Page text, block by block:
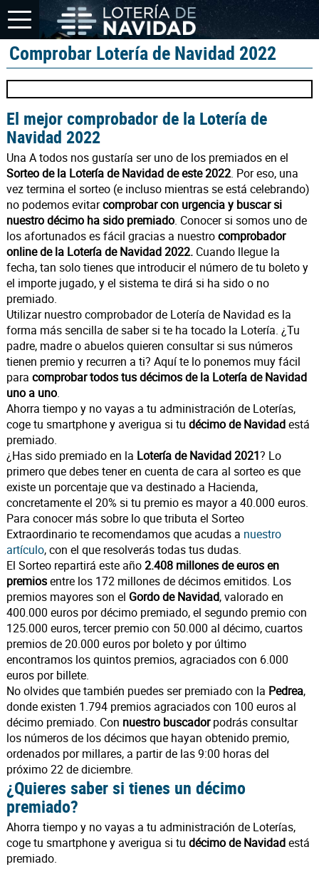
Comprobar Lotería de Navidad 2022
El mejor comprobador de la Lotería de
Navidad 2022
Una A todos nos gustaría ser uno de los premiados en el
Sorteo de la Lotería de Navidad de este 2022. Por eso, una
vez termina el sorteo (e incluso mientras se está celebrando)
no podemos evitarcomprobar con urgencia y buscar si
nuestro décimo ha sido premiado. Conocer si somos uno de
los afortunados es fácil gracias a nuestrocomprobador
online de la Lotería de Navidad 2022.Cuando llegue la
fecha, tan solo tienes que introducir el número de tu boleto y
el importe jugado, y el sistema te dirá si ha sido o no
premiado.
Utilizar nuestro comprobador de Lotería de Navidad es la
forma más sencilla de saber si te ha tocado la Lotería. ¿Tu
padre, madre o abuelos quieren consultar si sus números
tienen premio y recurren a ti? Aquí te lo ponemos muy fácil
para comprobar todos tus décimos de la Lotería de Navidad
uno a uno.
Ahorra tiempo y no vayas a tu administración de Loterías,
coge tu smartphone y averigua si tu décimo de Navidadestá
premiado.
¿Has sido premiado en la Lotería de Navidad 2021? Lo
primero que debes tener en cuenta de cara al sorteo es que
existe un porcentaje que va destinado a Hacienda,
concretamente el 20% si tu premio es mayor a 40.000 euros.
Para conocer más sobre lo que tributa el Sorteo
Extraordinario te recomendamos que acudas a nuestro
artículo, con el que resolverás todas tus dudas.
El Sorteo repartirá este año2.408 millones de euros en
premiosentre los 172 millones de décimos emitidos. Los
premios mayores son el Gordo de Navidad, valorado en
400.000 euros por décimo premiado, el segundo premio con
125.000 euros, tercer premio con 50.000 al décimo, cuartos
premios de 20.000 euros por boleto y por último
encontramos los quintos premios, agraciados con 6.000
euros por billete.
No olvides que también puedes ser premiado con la Pedrea,
donde existen 1.794 premios agraciados con 100 euros al
décimo premiado. Con nuestro buscadorpodrás consultar
los números de los décimos que hayan obtenido premio,
ordenados por millares, a partir de las 9:00 horas del
próximo 22 de diciembre.
¿Quieres saber si tienes un décimo
premiado?
Ahorra tiempo y no vayas a tu administración de Loterías,
coge tu smartphone y averigua si tu décimo de Navidadestá
premiado.